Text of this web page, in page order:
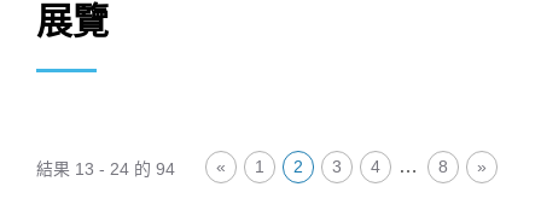
展覽
結果 13 - 24 的 94 « 1 2 3 4 … 8 »